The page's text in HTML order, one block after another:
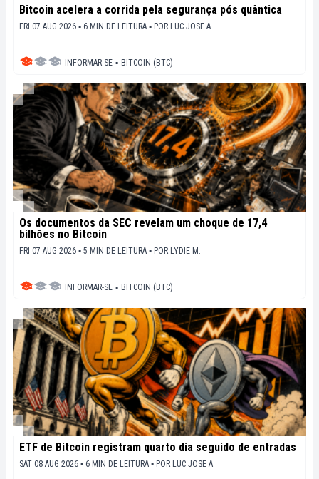
Bitcoin acelera a corrida pela segurança pós quântica
FRI 07 AUG 2026 ▪ 6 MIN DE LEITURA ▪ POR LUC JOSE A.
INFORMAR-SE ▪ BITCOIN (BTC)
Os documentos da SEC revelam um choque de 17,4
bilhões no Bitcoin
FRI 07 AUG 2026 ▪ 5 MIN DE LEITURA ▪ POR LYDIE M.
INFORMAR-SE ▪ BITCOIN (BTC)
ETF de Bitcoin registram quarto dia seguido de entradas
SAT 08 AUG 2026 ▪ 6 MIN DE LEITURA ▪ POR LUC JOSE A.